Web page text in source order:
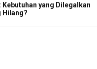
Kebutuhan yang Dilegalkan
Hilang?